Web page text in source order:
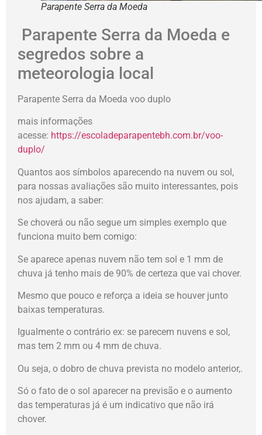
Parapente Serra da Moeda
Parapente Serra da Moeda e
segredos sobre a
meteorologia local
Parapente Serra da Moeda voo duplo
mais informações
acesse: https://escoladeparapentebh.com.br/voo-
duplo/
Quantos aos símbolos aparecendo na nuvem ou sol,
para nossas avaliações são muito interessantes, pois
nos ajudam, a saber:
Se choverá ou não segue um simples exemplo que
funciona muito bem comigo:
Se aparece apenas nuvem não tem sol e 1 mm de
chuva já tenho mais de 90% de certeza que vai chover.
Mesmo que pouco e reforça a ideia se houver junto
baixas temperaturas.
Igualmente o contrário ex: se parecem nuvens e sol,
mas tem 2 mm ou 4 mm de chuva.
Ou seja, o dobro de chuva prevista no modelo anterior,.
Só o fato de o sol aparecer na previsão e o aumento
das temperaturas já é um indicativo que não irá
chover.